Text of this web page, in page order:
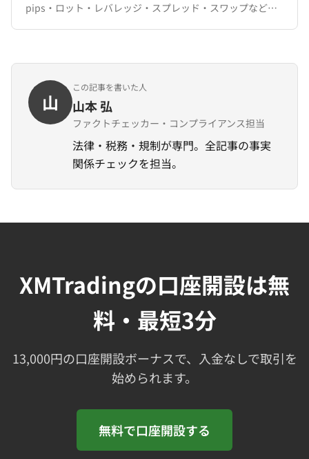
pips・ロット・レバレッジ・スプレッド・スワップなど、
山
この記事を書いた人
山本 弘
ファクトチェッカー・コンプライアンス担当
法律・税務・規制が専門。全記事の事実
関係チェックを担当。
XMTradingの口座開設は無
料・最短3分
13,000円の口座開設ボーナスで、入金なしで取引を
始められます。
無料で口座開設する